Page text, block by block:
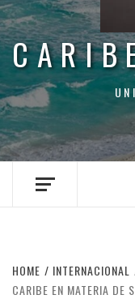
HOME INTERNACIONAL
CARIBE EN MATERIA DE